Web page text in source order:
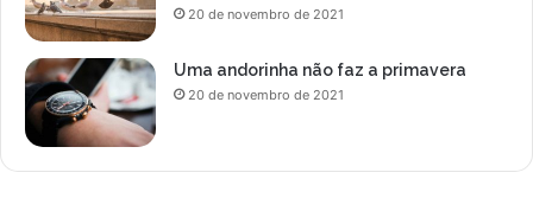
20 de novembro de 2021
Uma andorinha não faz a primavera
20 de novembro de 2021